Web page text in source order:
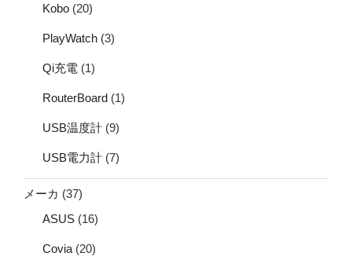
Kobo (20)
PlayWatch (3)
Qi充電 (1)
RouterBoard (1)
USB温度計 (9)
USB電力計 (7)
メーカ (37)
ASUS (16)
Covia (20)